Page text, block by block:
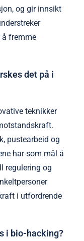
og gir innsikt
å fremme
det på i
teknikker
pustearbeid og
har som mål å
regulering og
i utfordrende
i bio-hacking?